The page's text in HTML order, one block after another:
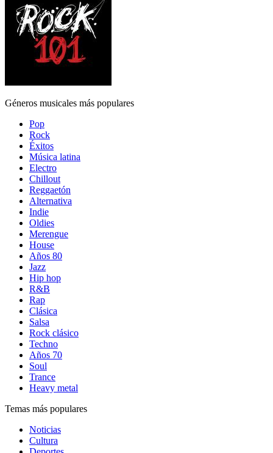
Géneros musicales más populares
Pop
Rock
Éxitos
Música latina
Electro
Chillout
Reggaetón
Alternativa
Indie
Oldies
Merengue
House
Años 80
Jazz
Hip hop
R&B
Rap
Clásica
Salsa
Rock clásico
Techno
Años 70
Soul
Trance
Heavy metal
Temas más populares
Noticias
Cultura